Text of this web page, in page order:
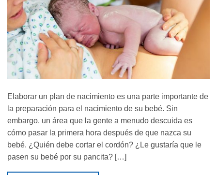
Elaborar un plan de nacimiento es una parte importante de
la preparación para el nacimiento de su bebé. Sin
embargo, un área que la gente a menudo descuida es
cómo pasar la primera hora después de que nazca su
bebé. ¿Quién debe cortar el cordón? ¿Le gustaría que le
pasen su bebé por su pancita? […]